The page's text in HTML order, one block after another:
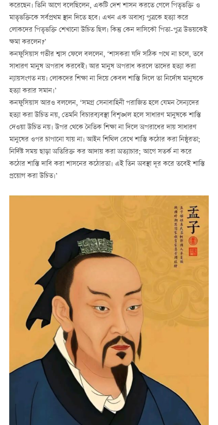
করেছেন। তিনি আগে বলেছিলেন, একটি দেশ শাসন করতে গেলে পিতৃভক্তি ও
মাতৃভক্তিকে সর্বপ্রথম স্থান দিতে হবে। এখন এক অবাধ্য পুত্রকে হত্যা করে
লোকদের পিতৃভক্তি শেখানো উচিত ছিল। কিন্তু কেন দাসিকৌ পিতা-পুত্র উভয়কেই
ক্ষমা করলেন?’
কনফুসিয়াস গভীর শ্বাস ফেলে বললেন, ‘শাসকরা যদি সঠিক পথে না চলে, তবে
সাধারণ মানুষ অপরাধ করবেই। আর মানুষ অপরাধ করলে তাদের হত্যা করা
ন্যায়সংগত নয়। লোকদের শিক্ষা না দিয়ে কেবল শাস্তি দিলে তা নির্দোষ মানুষকে
হত্যা করার সমান।’
কনফুসিয়াস আরও বললেন, ‘সমগ্র সেনাবাহিনী পরাজিত হলে যেমন সৈন্যদের
হত্যা করা উচিত নয়, তেমনি বিচারব্যবস্থা বিশৃঙ্খল হলে সাধারণ মানুষকে শাস্তি
দেওয়া উচিত নয়। উপর থেকে নৈতিক শিক্ষা না দিলে অপরাধের দায় সাধারণ
মানুষের ওপর চাপানো যায় না। আইন শিথিল রেখে শাস্তি কঠোর করা নিষ্ঠুরতা;
নির্দিষ্ট সময় ছাড়া অতিরিক্ত কর আদায় করা অত্যাচার; আগে সতর্ক না করে
কঠোর শাস্তি দাবি করা শাসনের কঠোরতা। এই তিন অবস্থা দূর করে তবেই শাস্তি
প্রয়োগ করা উচিত।’